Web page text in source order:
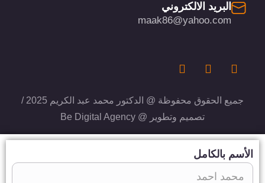
البريد الالكتروني
maak86@yahoo.com
جميع الحقوق محفوظة @ الدكتور محمد عبد الكريم 2025 /
تصميم وتطوير @ Be Digital Agency
الأسم بالكامل